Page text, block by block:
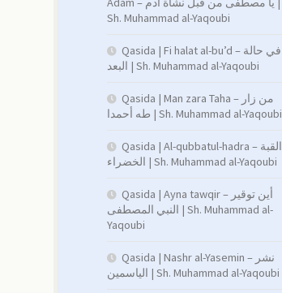
Sh. Muhammad al-Yaqoubi
Qasida | Fi halat al-bu’d – في حالة
البعد | Sh. Muhammad al-Yaqoubi
Qasida | Man zara Taha – من زار
طه أحمدا | Sh. Muhammad al-Yaqoubi
Qasida | Al-qubbatul-hadra – القبة
الخضراء | Sh. Muhammad al-Yaqoubi
Qasida | Ayna tawqir – أين توقير
النبي المصطفى | Sh. Muhammad al-
Yaqoubi
Qasida | Nashr al-Yasemin – نشر
الياسمين | Sh. Muhammad al-Yaqoubi